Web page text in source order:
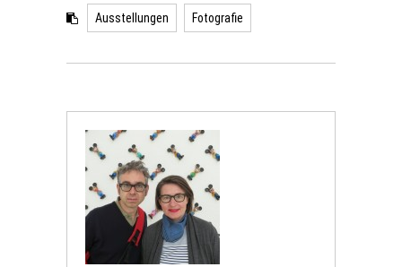
Ausstellungen Fotografie